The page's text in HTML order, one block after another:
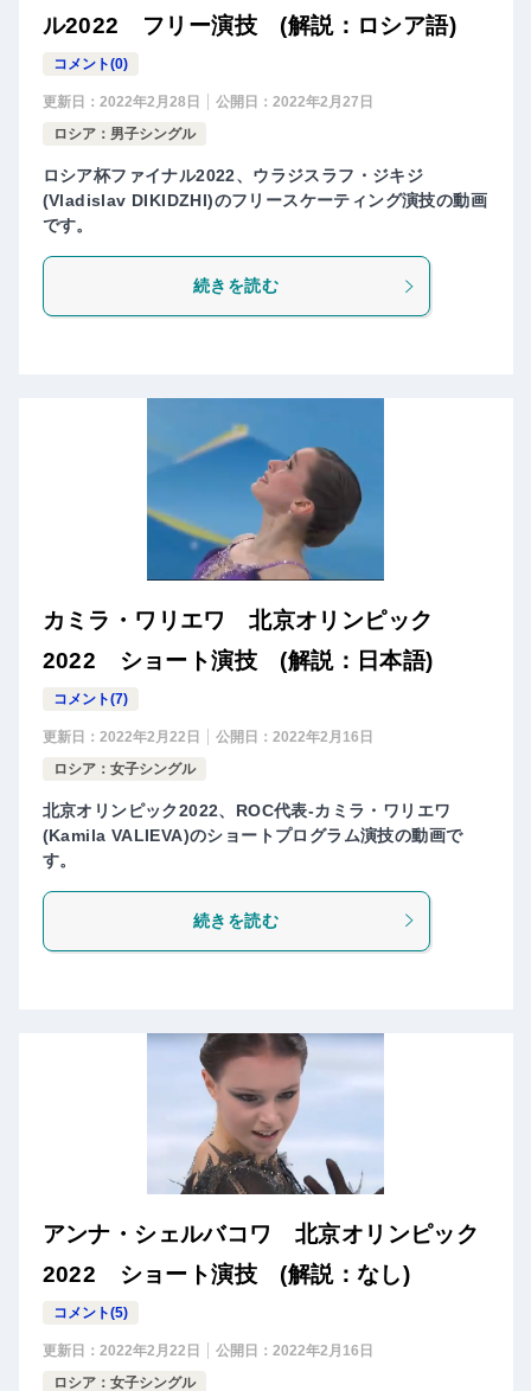
ル2022 フリー演技 (解説：ロシア語)
コメント(0)
更新日： 2022年2月28日 公開日： 2022年2月27日
ロシア：男子シングル
ロシア杯ファイナル2022、ウラジスラフ・ジキジ
(Vladislav DIKIDZHI)のフリースケーティング演技の動画
です。
続きを読む
カミラ・ワリエワ 北京オリンピック
2022 ショート演技 (解説：日本語)
コメント(7)
更新日： 2022年2月22日 公開日： 2022年2月16日
ロシア：女子シングル
北京オリンピック2022、ROC代表-カミラ・ワリエワ
(Kamila VALIEVA)のショートプログラム演技の動画で
す。
続きを読む
アンナ・シェルバコワ 北京オリンピック
2022 ショート演技 (解説：なし)
コメント(5)
更新日： 2022年2月22日 公開日： 2022年2月16日
ロシア：女子シングル